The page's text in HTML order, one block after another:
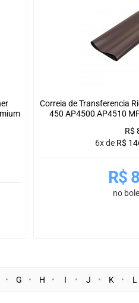
Correia de Transferencia
450 AP4500 AP4510
R$
6x de R$
R$
no
G H I J K L